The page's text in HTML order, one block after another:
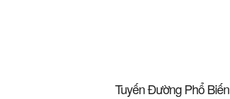
Tuyến Đường Phổ Biến